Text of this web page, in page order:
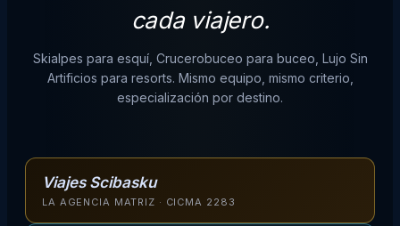
cada viajero.
Skialpes para esquí, Crucerobuceo para buceo, Lujo Sin
Artificios para resorts. Mismo equipo, mismo criterio,
especialización por destino.
Viajes Scibasku
LA AGENCIA MATRIZ · CICMA 2283